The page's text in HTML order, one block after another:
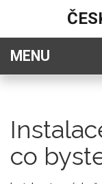
co